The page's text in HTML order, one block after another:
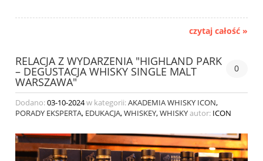
czytaj całość »
RELACJA Z WYDARZENIA "HIGHLAND PARK
– DEGUSTACJA WHISKY SINGLE MALT
WARSZAWA"
0
Dodano:03-10-2024w kategorii:AKADEMIA WHISKY ICON,
PORADY EKSPERTA, EDUKACJA,WHISKEY,WHISKYautor: ICON